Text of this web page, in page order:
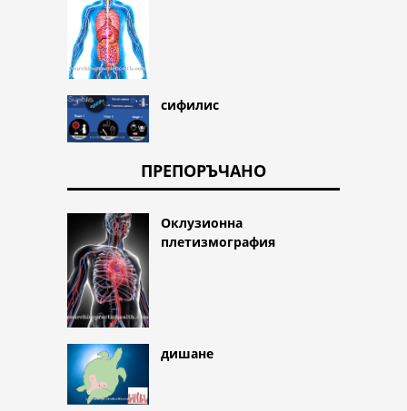
сифилис
ПРЕПОРЪЧАНО
Оклузионна
плетизмография
дишане